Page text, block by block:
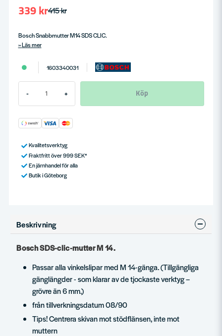
415 kr
339 kr
Bosch Snabbmutter M14 SDS CLIC.
Läs mer
1603340031
- + Köp
Kvalitetsverktyg
Fraktfritt över 999 SEK*
En järnhandel för alla
Butik i Göteborg
Beskrivning
Bosch SDS-clic-mutter M 14.
Passar alla vinkelslipar med M 14-gänga. (Tillgängliga
gänglängder - som klarar av de tjockaste verktyg –
grövre än 6 mm.)
från tillverkningsdatum 08/90
Tips! Centrera skivan mot stödflänsen, inte mot
muttern